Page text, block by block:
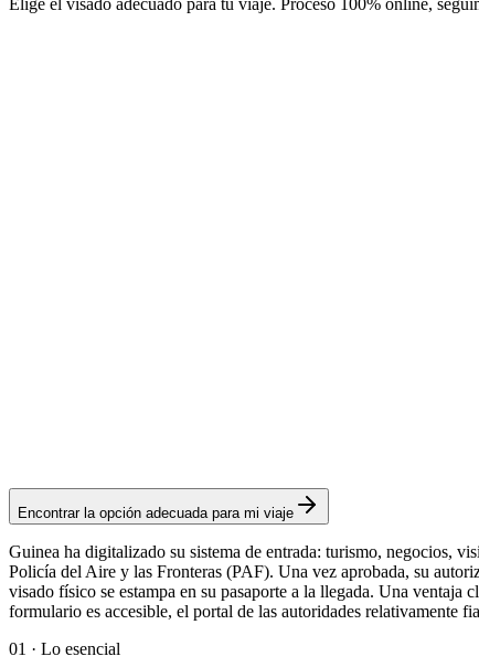
Encontrar la opción adecuada para mi viaje
Guinea ha digitalizado su sistema de entrada: turismo, negocios,
Policía del Aire y las Fronteras (PAF). Una vez aprobada, su
visado físico se estampa en su pasaporte a la llegada. Una ventaja
formulario es accesible, el portal de las autoridades relativamente
01 · Lo esencial